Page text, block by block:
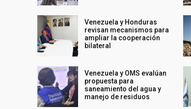
Venezuela y Honduras
revisan mecanismos para
ampliar la cooperación
bilateral
Venezuela y OMS evalúan
propuesta para
saneamiento del agua y
manejo de residuos